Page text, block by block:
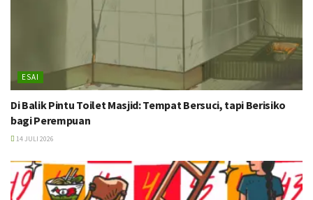
ESAI
Di Balik Pintu Toilet Masjid: Tempat Bersuci, tapi Berisiko
bagi Perempuan
14 JULI 2026